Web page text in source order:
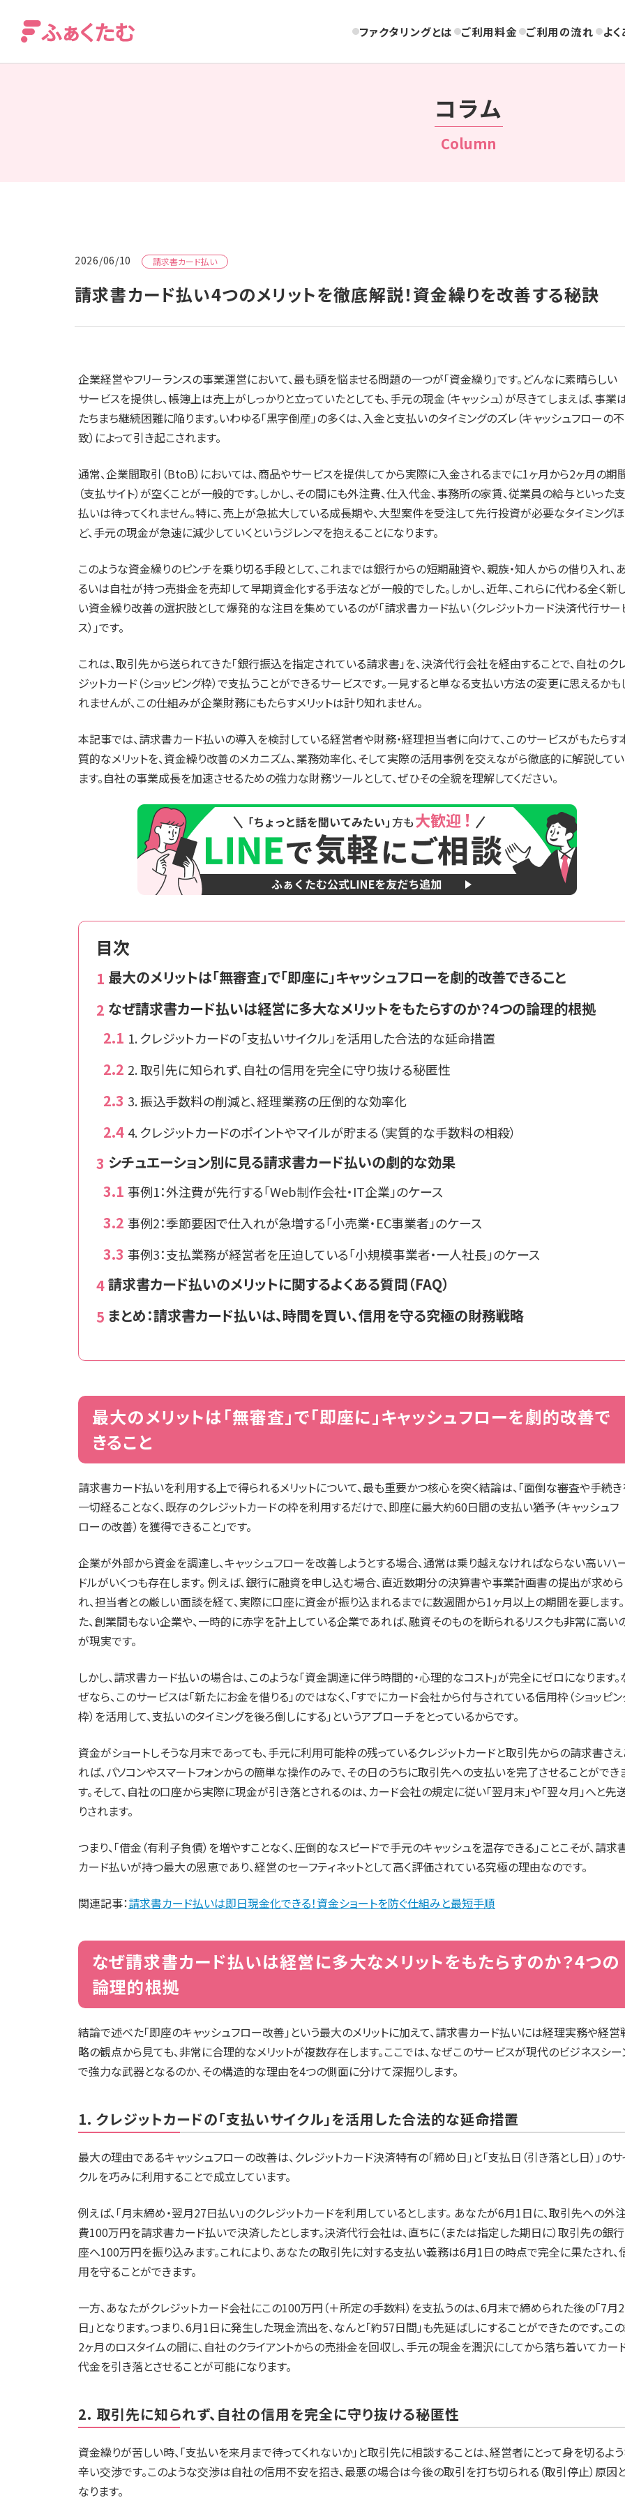
ファクタリングとは ご利用料金 ご利用の流れ よ
コラム
Column
2026/06/10 請求書カード払い
請求書カード払い4つのメリットを徹底解説！資金繰りを改善する秘訣
企業経営やフリーランスの事業運営において、最も頭を悩ませる問題の一つが「資金繰り」です。どんなに素晴らしい
サービスを提供し、帳簿上は売上がしっかりと立っていたとしても、手元の現金（キャッシュ）が尽きてしまえば、事業
たちまち継続困難に陥ります。いわゆる「黒字倒産」の多くは、入金と支払いのタイミングのズレ（キャッシュフローの
致）によって引き起こされます。
通常、企業間取引（BtoB）においては、商品やサービスを提供してから実際に入金されるまでに1ヶ月から2ヶ月の期
（支払サイト）が空くことが一般的です。しかし、その間にも外注費、仕入代金、事務所の家賃、従業員の給与といった支
払いは待ってくれません。特に、売上が急拡大している成長期や、大型案件を受注して先行投資が必要なタイミングほ
ど、手元の現金が急速に減少していくというジレンマを抱えることになります。
このような資金繰りのピンチを乗り切る手段として、これまでは銀行からの短期融資や、親族・知人からの借り入れ、
るいは自社が持つ売掛金を売却して早期資金化する手法などが一般的でした。しかし、近年、これらに代わる全く新
い資金繰り改善の選択肢として爆発的な注目を集めているのが「請求書カード払い（クレジットカード決済代行サー
ス）」です。
これは、取引先から送られてきた「銀行振込を指定されている請求書」を、決済代行会社を経由することで、自社のク
ジットカード（ショッピング枠）で支払うことができるサービスです。一見すると単なる支払い方法の変更に思えるかも
れませんが、この仕組みが企業財務にもたらすメリットは計り知れません。
本記事では、請求書カード払いの導入を検討している経営者や財務・経理担当者に向けて、このサービスがもたらす
質的なメリットを、資金繰り改善のメカニズム、業務効率化、そして実際の活用事例を交えながら徹底的に解説して
ます。自社の事業成長を加速させるための強力な財務ツールとして、ぜひその全貌を理解してください。
目次
最大のメリットは「無審査」で「即座に」キャッシュフローを劇的改善できること
なぜ請求書カード払いは経営に多大なメリットをもたらすのか？4つの論理的根拠
1. クレジットカードの「支払いサイクル」を活用した合法的な延命措置
2. 取引先に知られず、自社の信用を完全に守り抜ける秘匿性
3. 振込手数料の削減と、経理業務の圧倒的な効率化
4. クレジットカードのポイントやマイルが貯まる（実質的な手数料の相殺）
シチュエーション別に見る請求書カード払いの劇的な効果
事例1：外注費が先行する「Web制作会社・IT企業」のケース
事例2：季節要因で仕入れが急増する「小売業・EC事業者」のケース
事例3：支払業務が経営者を圧迫している「小規模事業者・一人社長」のケース
請求書カード払いのメリットに関するよくある質問（FAQ）
まとめ：請求書カード払いは、時間を買い、信用を守る究極の財務戦略
最大のメリットは「無審査」で「即座に」キャッシュフローを劇的改善で
きること
請求書カード払いを利用する上で得られるメリットについて、最も重要かつ核心を突く結論は、「面倒な審査や手続
一切経ることなく、既存のクレジットカードの枠を利用するだけで、即座に最大約60日間の支払い猶予（キャッシュフ
ローの改善）を獲得できること」です。
企業が外部から資金を調達し、キャッシュフローを改善しようとする場合、通常は乗り越えなければならない高いハ
ドルがいくつも存在します。 例えば、銀行に融資を申し込む場合、直近数期分の決算書や事業計画書の提出が求めら
れ、担当者との厳しい面談を経て、実際に口座に資金が振り込まれるまでに数週間から1ヶ月以上の期間を要します
た、創業間もない企業や、一時的に赤字を計上している企業であれば、融資そのものを断られるリスクも非常に高い
が現実です。
しかし、請求書カード払いの場合は、このような「資金調達に伴う時間的・心理的なコスト」が完全にゼロになります。
ぜなら、このサービスは「新たにお金を借りる」のではなく、「すでにカード会社から付与されている信用枠（ショッピン
枠）を活用して、支払いのタイミングを後ろ倒しにする」というアプローチをとっているからです。
資金がショートしそうな月末であっても、手元に利用可能枠の残っているクレジットカードと取引先からの請求書さ
れば、パソコンやスマートフォンからの簡単な操作のみで、その日のうちに取引先への支払いを完了させることができ
す。そして、自社の口座から実際に現金が引き落とされるのは、カード会社の規定に従い「翌月末」や「翌々月」へと先
りされます。
つまり、「借金（有利子負債）を増やすことなく、圧倒的なスピードで手元のキャッシュを温存できる」ことこそが、請求
カード払いが持つ最大の恩恵であり、経営のセーフティネットとして高く評価されている究極の理由なのです。
関連記事：請求書カード払いは即日現金化できる！資金ショートを防ぐ仕組みと最短手順
なぜ請求書カード払いは経営に多大なメリットをもたらすのか？4つの
論理的根拠
結論で述べた「即座のキャッシュフロー改善」という最大のメリットに加えて、請求書カード払いには経理実務や経営
略の観点から見ても、非常に合理的なメリットが複数存在します。ここでは、なぜこのサービスが現代のビジネスシー
で強力な武器となるのか、その構造的な理由を4つの側面に分けて深掘りします。
1. クレジットカードの「支払いサイクル」を活用した合法的な延命措置
最大の理由であるキャッシュフローの改善は、クレジットカード決済特有の「締め日」と「支払日（引き落とし日）」のサ
クルを巧みに利用することで成立しています。
例えば、「月末締め・翌月27日払い」のクレジットカードを利用しているとします。 あなたが6月1日に、取引先への外
費100万円を請求書カード払いで決済したとします。決済代行会社は、直ちに（または指定した期日に）取引先の銀
座へ100万円を振り込みます。これにより、あなたの取引先に対する支払い義務は6月1日の時点で完全に果たされ、
用を守ることができます。
一方、あなたがクレジットカード会社にこの100万円（＋所定の手数料）を支払うのは、6月末で締められた後の「7月
日」となります。つまり、6月1日に発生した現金流出を、なんと「約57日間」も先延ばしにすることができたのです。こ
2ヶ月のロスタイムの間に、自社のクライアントからの売掛金を回収し、手元の現金を潤沢にしてから落ち着いてカー
代金を引き落とさせることが可能になります。
2. 取引先に知られず、自社の信用を完全に守り抜ける秘匿性
資金繰りが苦しい時、「支払いを来月まで待ってくれないか」と取引先に相談することは、経営者にとって身を切るよ
辛い交渉です。このような交渉は自社の信用不安を招き、最悪の場合は今後の取引を打ち切られる（取引停止）原因
なります。